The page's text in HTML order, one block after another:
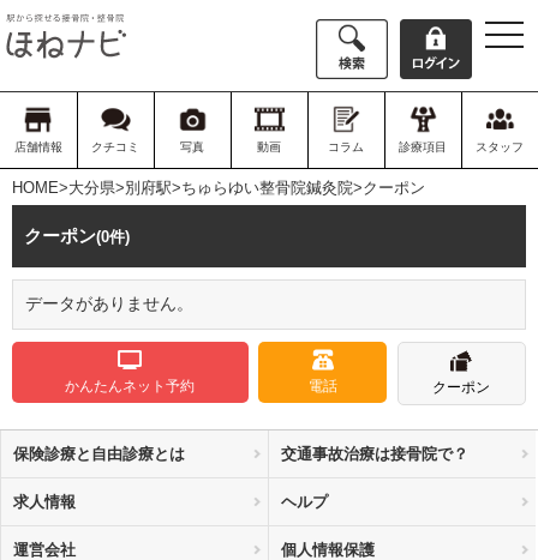
店舗情報 クチコミ 写真 動画 コラム 診療項目 スタッフ
HOME>大分県>別府駅>ちゅらゆい整骨院鍼灸院>クーポン
クーポン(0件)
データがありません。
かんたんネット予約 電話 クーポン
保険診療と自由診療とは 交通事故治療は接骨院で？
求人情報 ヘルプ
運営会社 個人情報保護